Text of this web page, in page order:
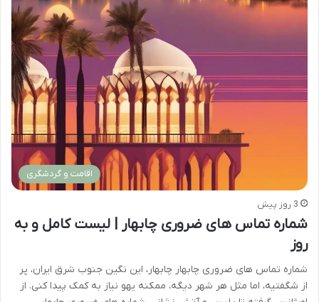
اقامت و گردشگری
3 روز پیش
شماره تماس های ضروری چابهار | لیست کامل و به
روز
شماره تماس های ضروری چابهار چابهار، این نگین جنوب شرق ایران، پر
از شگفتیه، اما مثل هر شهر دیگه، ممکنه یهو نیاز به کمک پیدا کنی. از